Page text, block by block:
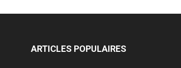
ARTICLES POPULAIRES